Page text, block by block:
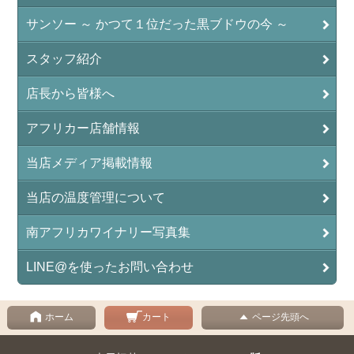
サンソー ～ かつて１位だった黒ブドウの今 ～
スタッフ紹介
店長から皆様へ
アフリカー店舗情報
当店メディア掲載情報
当店の温度管理について
南アフリカワイナリー写真集
LINE@を使ったお問い合わせ
ホーム カート ページ先頭へ